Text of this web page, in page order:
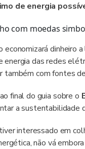
de energia
economizará dinheiro
energia das redes
também com fontes
final do guia sobre o
a sustentabilidade
interessado em
não vá